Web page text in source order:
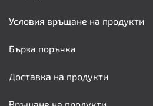
Условия връщане на продукти
Бърза поръчка
Доставка на продукти